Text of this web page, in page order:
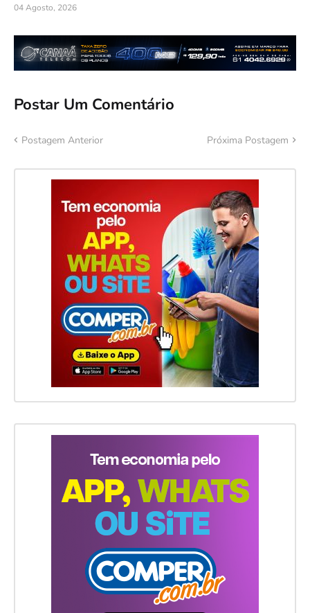
04 Agosto, 2026
Postar Um Comentário
Postagem Anterior Próxima Postagem